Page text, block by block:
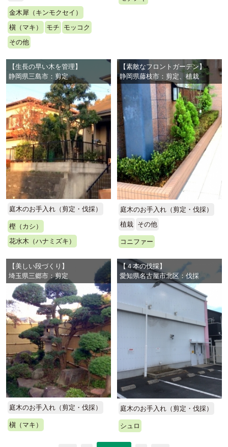
金木犀（キンモクセイ）
槇（マキ）
モチ
モッコク
その他
【生長の早い木を管理】
静岡県三島市：剪定
庭木のお手入れ（剪定・伐採）
樫（カシ）
花水木（ハナミズキ）
【素敵なフロントガーデン】
静岡県藤枝市：剪定、植栽
庭木のお手入れ（剪定・伐採）
植栽 その他
コニファー
【美しい段づくり】
埼玉県三郷市：剪定
庭木のお手入れ（剪定・伐採）
槇（マキ）
【４本の伐採】
愛知県名古屋市北区：伐採
庭木のお手入れ（剪定・伐採）
シュロ